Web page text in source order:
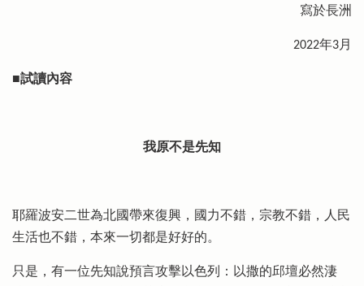
寫於長洲
2022年3月
■試讀內容
我原不是先知
耶羅波安二世為北國帶來復興，國力不錯，宗教不錯，人民
生活也不錯，本來一切都是好好的。
只是，有一位先知說預言攻擊以色列：以撒的邱壇必然淒